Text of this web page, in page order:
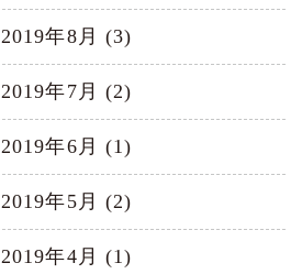
2019年8月 (3)
2019年7月 (2)
2019年6月 (1)
2019年5月 (2)
2019年4月 (1)